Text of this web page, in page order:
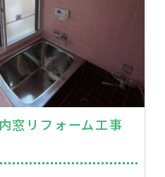
窓リフォーム工事